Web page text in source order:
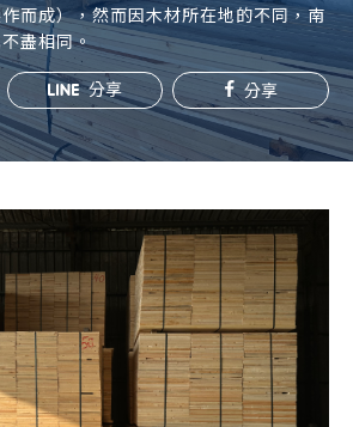
融資
資
融資
而成），然而因木材所在地的不同，南
盡相同。
分享 分享